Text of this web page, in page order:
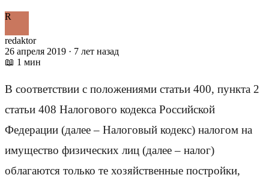
R
redaktor
26 апреля 2019 · 7 лет назад
📖 1 мин
В соответствии с положениями статьи 400, пункта 2
статьи 408 Налогового кодекса Российской
Федерации (далее – Налоговый кодекс) налогом на
имущество физических лиц (далее – налог)
облагаются только те хозяйственные постройки,